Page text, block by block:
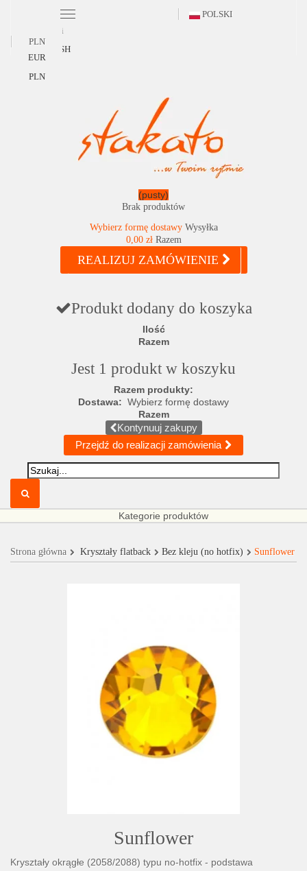
POLSKI
Polski
ENGLISH
PLN
EUR
PLN
(pusty)
Brak produktów
Wybierz formę dostawy Wysyłka
0,00 zł Razem
REALIZUJ ZAMÓWIENIE
Produkt dodany do koszyka
Ilość
Razem
Jest 1 produkt w koszyku
Razem produkty:
Dostawa: Wybierz formę dostawy
Razem
Kontynuuj zakupy
Przejdź do realizacji zamówienia
Kategorie produktów
Strona główna Kryształy flatback Bez kleju (no hotfix) Sunflower
Sunflower
Kryształy okrągłe (2058/2088) typu no-hotfix - podstawa